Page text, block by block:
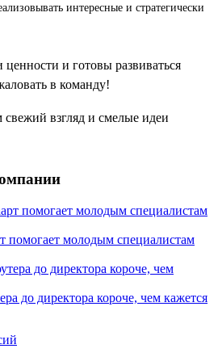
интересные и стратегически
и готовы развиваться
в команду!
помогает молодым специалистам
до директора короче, чем кажется